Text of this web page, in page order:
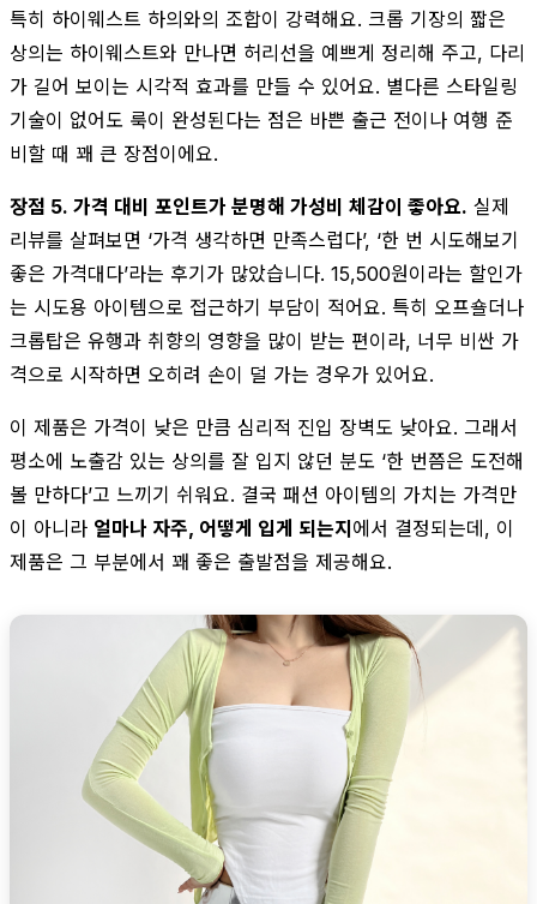
특히 하이웨스트 하의와의 조합이 강력해요. 크롭 기장의 짧은
상의는 하이웨스트와 만나면 허리선을 예쁘게 정리해 주고, 다리
가 길어 보이는 시각적 효과를 만들 수 있어요. 별다른 스타일링
기술이 없어도 룩이 완성된다는 점은 바쁜 출근 전이나 여행 준
비할 때 꽤 큰 장점이에요.
장점 5. 가격 대비 포인트가 분명해 가성비 체감이 좋아요. 실제
리뷰를 살펴보면 ‘가격 생각하면 만족스럽다’, ‘한 번 시도해보기
좋은 가격대다’라는 후기가 많았습니다. 15,500원이라는 할인가
는 시도용 아이템으로 접근하기 부담이 적어요. 특히 오프숄더나
크롭탑은 유행과 취향의 영향을 많이 받는 편이라, 너무 비싼 가
격으로 시작하면 오히려 손이 덜 가는 경우가 있어요.
이 제품은 가격이 낮은 만큼 심리적 진입 장벽도 낮아요. 그래서
평소에 노출감 있는 상의를 잘 입지 않던 분도 ‘한 번쯤은 도전해
볼 만하다’고 느끼기 쉬워요. 결국 패션 아이템의 가치는 가격만
이 아니라 얼마나 자주, 어떻게 입게 되는지 에서 결정되는데, 이
제품은 그 부분에서 꽤 좋은 출발점을 제공해요.